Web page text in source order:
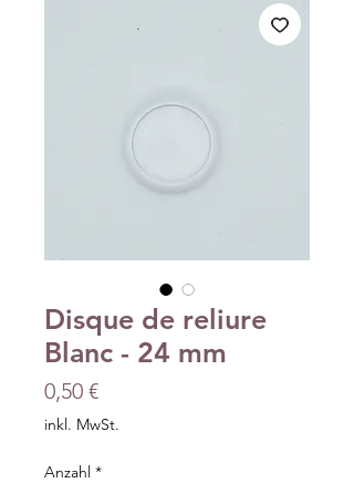
Disque de reliure
Blanc - 24 mm
0,50 €Preis
inkl. MwSt.
Anzahl *